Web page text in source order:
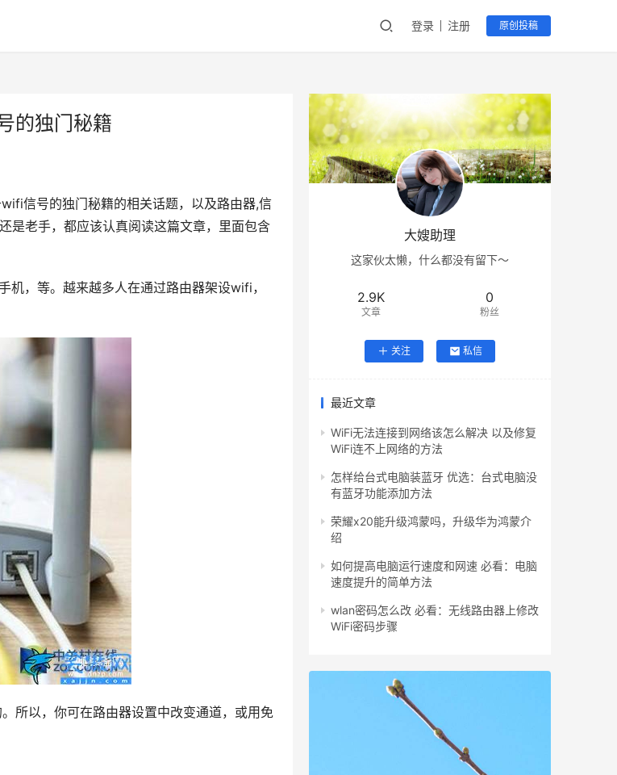
登录 注册 原创投稿
的独门秘籍
信号的独门秘籍的相关话题，以及路由器,信
是老手，都应该认真阅读这篇文章，里面包含
，等。越来越多人在通过路由器架设wifi，
所以，你可在路由器设置中改变通道，或用免
大嫂助理
这家伙太懒，什么都没有留下～
2.9K
文章
0
粉丝
关注 私信
最近文章
WiFi无法连接到网络该怎么解决 以及修复
WiFi连不上网络的方法
怎样给台式电脑装蓝牙 优选：台式电脑没
有蓝牙功能添加方法
荣耀x20能升级鸿蒙吗，升级华为鸿蒙介
绍
如何提高电脑运行速度和网速 必看：电脑
速度提升的简单方法
wlan密码怎么改 必看：无线路由器上修改
WiFi密码步骤